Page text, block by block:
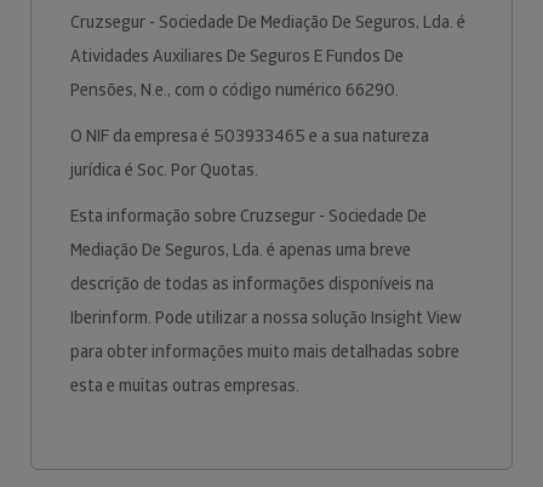
Cruzsegur - Sociedade De Mediação De Seguros, Lda. é
Atividades Auxiliares De Seguros E Fundos De
Pensões, N.e., com o código numérico 66290.
O NIF da empresa é 503933465 e a sua natureza
jurídica é Soc. Por Quotas.
Esta informação sobre Cruzsegur - Sociedade De
Mediação De Seguros, Lda. é apenas uma breve
descrição de todas as informações disponíveis na
Iberinform. Pode utilizar a nossa solução Insight View
para obter informações muito mais detalhadas sobre
esta e muitas outras empresas.